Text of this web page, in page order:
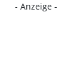
- Anzeige -